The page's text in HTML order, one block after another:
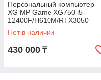
Персональный компьютер
XG MP Game XG750 i5-
12400F/H610M/RTX3050
8Gb/16GB/1TB/650W/1STPLA
YER/WIN 11
Нет в наличии
430 000 ₸